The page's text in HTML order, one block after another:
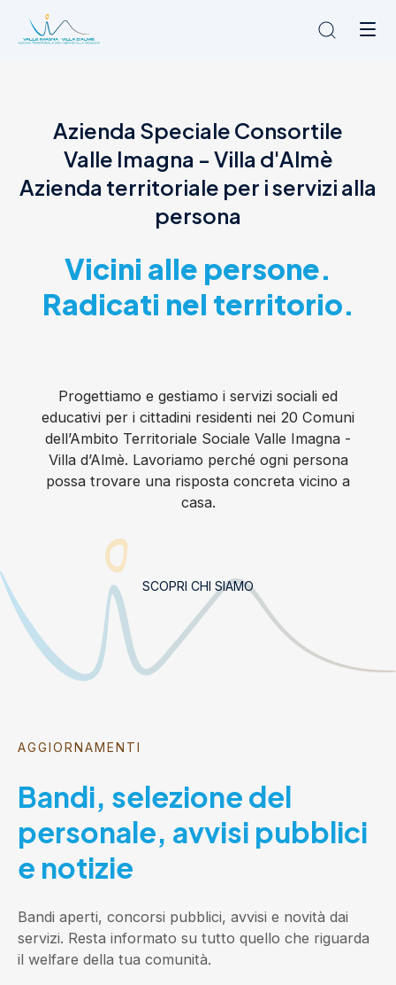
L'Ambito
Cosa facciamo
News
Amministrazione trasparente
Azienda Speciale Consortile
Valle Imagna - Villa d'Almè
Azienda territoriale per i servizi alla
persona
Vicini alle persone.
Radicati nel territorio.
Progettiamo e gestiamo i servizi sociali ed
educativi per i cittadini residenti nei 20 Comuni
dell’Ambito Territoriale Sociale Valle Imagna -
Villa d’Almè. Lavoriamo perché ogni persona
possa trovare una risposta concreta vicino a
casa.
SCOPRI CHI SIAMO
AGGIORNAMENTI
Bandi, selezione del
personale, avvisi pubblici
e notizie
Bandi aperti, concorsi pubblici, avvisi e novità dai
servizi. Resta informato su tutto quello che riguarda
il welfare della tua comunità.